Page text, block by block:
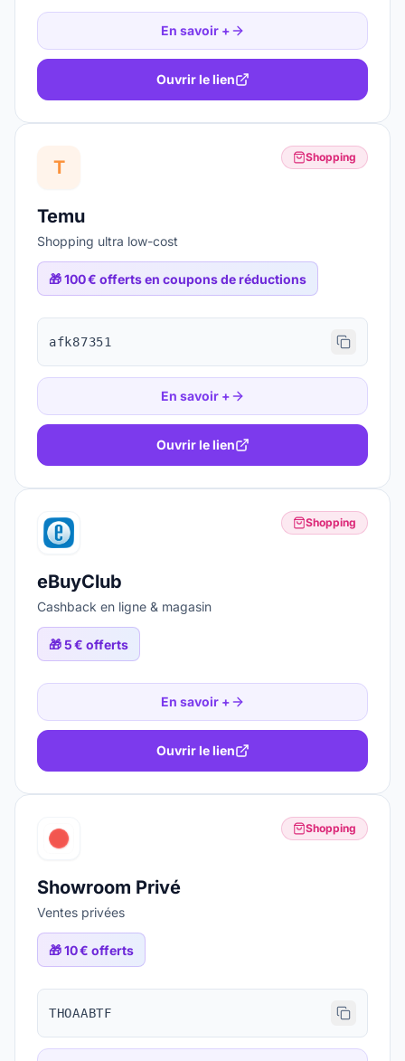
En savoir +
Ouvrir le lien
T Shopping
Temu
Shopping ultra low-cost
🎁100 € offerts en coupons de réductions
afk87351
En savoir +
Ouvrir le lien
Shopping
eBuyClub
Cashback en ligne & magasin
🎁5 € offerts
En savoir +
Ouvrir le lien
Shopping
Showroom Privé
Ventes privées
🎁10 € offerts
THOAABTF